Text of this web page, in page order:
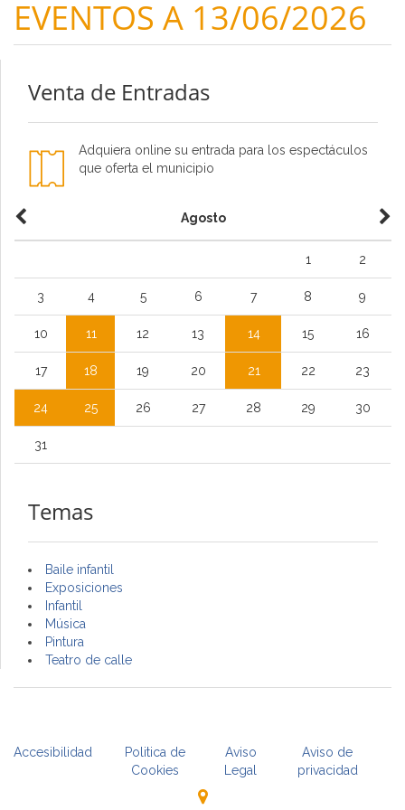
EVENTOS A 13/06/2026
Venta de Entradas
Adquiera online su entrada para los espectáculos
que oferta el municipio
Agosto
1 2
3 4 5 6 7 8 9
10 11 12 13 14 15 16
17 18 19 20 21 22 23
24 25 26 27 28 29 30
31
Temas
Baile infantil
Exposiciones
Infantil
Música
Pintura
Teatro de calle
Accesibilidad
Politica de
Cookies
Aviso
Legal
Aviso de
privacidad